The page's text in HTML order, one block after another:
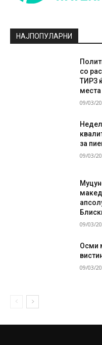
НАЈПОПУЛАРНИ
со
ТИРЗ
места
09/03/
за
09/03/
09/03/
Осми
09/03/